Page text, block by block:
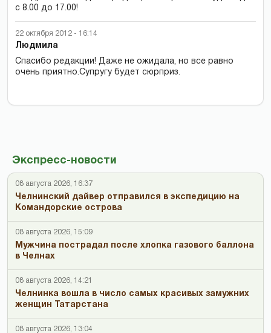
Экспресс-новости
08 августа 2026, 16:37
Челнинский дайвер отправился в экспедицию на
Командорские острова
08 августа 2026, 15:09
Мужчина пострадал после хлопка газового баллона
в Челнах
08 августа 2026, 14:21
Челнинка вошла в число самых красивых замужних
женщин Татарстана
08 августа 2026, 13:04
с 8.00 до 17.00!
22 октября 2012 - 16:14
Людмила
Спасибо редакции! Даже не ожидала, но все равно
очень приятно.Супругу будет сюрприз.